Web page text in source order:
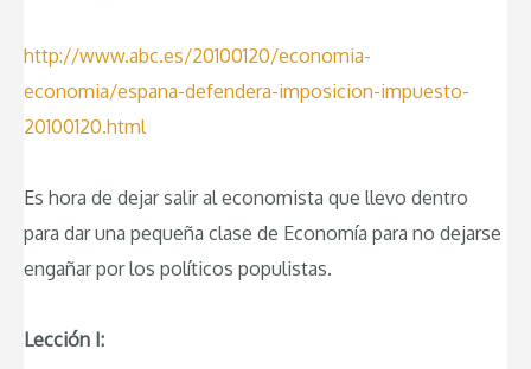
http://www.abc.es/20100120/economia-
economia/espana-defendera-imposicion-impuesto-
20100120.html
Es hora de dejar salir al economista que llevo dentro
para dar una pequeña clase de Economía para no dejarse
engañar por los políticos populistas.
Lección I: